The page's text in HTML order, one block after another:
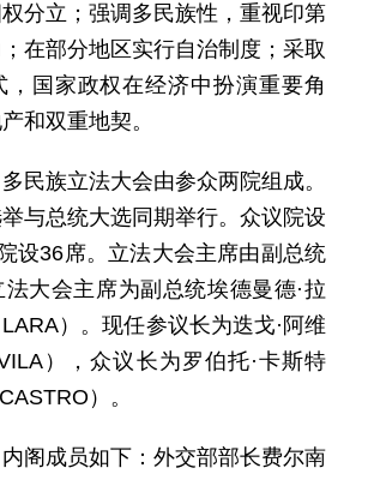
分立；强调多民族性，重视印第
在部分地区实行自治制度；采取
，国家政权在经济中扮演重要角
和双重地契。
多民族立法大会由参众两院组成。
与总统大选同期举行。众议院设
设36席。立法大会主席由副总统
大会主席为副总统埃德曼德·拉
）。现任参议长为迭戈·阿维
），众议长为罗伯托·卡斯特
）。
内阁成员如下：外交部部长费尔南